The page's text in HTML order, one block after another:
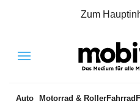
Zum
Menu
Auto Motorrad & RollerFahrrad